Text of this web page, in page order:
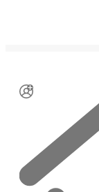
Media